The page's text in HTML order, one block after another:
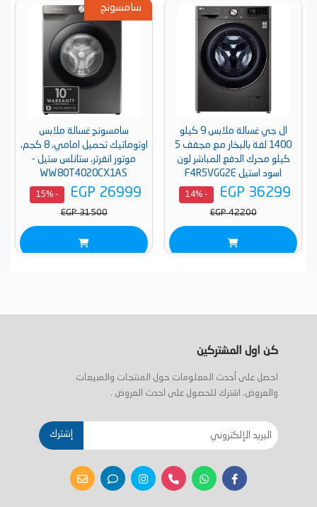
ال جي غسالة ملابس 9 كيلو
1400 لفة بالبخار مع مجفف 5
كيلو محرك الدفع المباشر لون
اسود استيل F4R5VGG2E
EGP 36299
- 14%
EGP 42200
سامسونج
سامسونج غسالة ملابس
اوتوماتيك تحميل امامي، 8 كجم،
موتور انفرتر، ستانلس ستيل -
WW80T4020CX1AS
EGP 26999
- 15%
EGP 31500
كن اول المشتركين
احصل على أحدث المعلومات حول المنتجات والمبيعات
والعروض. اشترك للحصول على احدث العروض .
إشترك